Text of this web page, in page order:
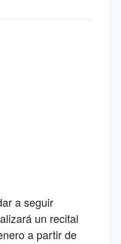
a seguir
un recital
a partir de